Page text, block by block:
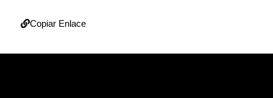
Copiar Enlace